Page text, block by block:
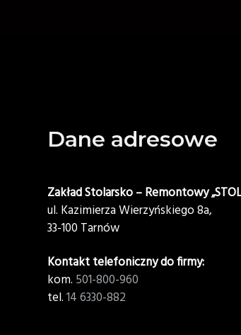
Footer
Dane adresowe
Zakład Stolarsko – Remontowy
ul. Kazimierza Wierzyńskiego 8a,
33-100 Tarnów
Kontakt telefoniczny do firmy:
kom. 501-800-960
tel.14 6330-882